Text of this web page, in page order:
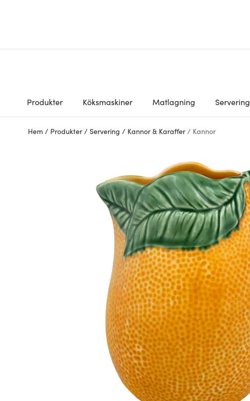
Produkter Köksmaskiner Matlagning Servering
Hem / Produkter / Servering / Kannor & Karaffer / Kannor